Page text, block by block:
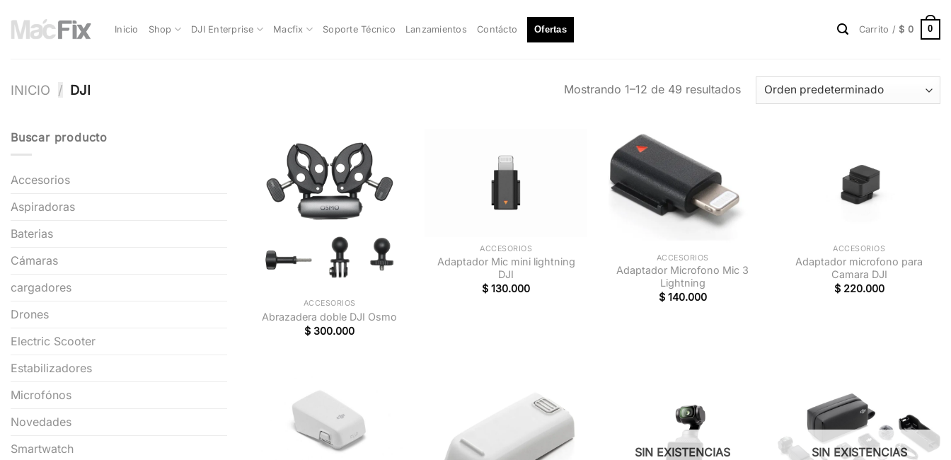
Inicio Shop DJI Enterprise Macfix Soporte Técnico Lanzamientos Contácto Ofertas Carrito /$ 0 0
INICIO / DJI Mostrando 1–12 de 49 resultados
Buscar producto
Accesorios
Aspiradoras
Baterias
Cámaras
cargadores
Drones
Electric Scooter
Estabilizadores
Microfónos
Novedades
Smartwatch
ACCESORIOS
Abrazadera doble DJI Osmo
$ 300.000
ACCESORIOS
Adaptador Mic mini lightning
DJI
$ 130.000
ACCESORIOS
Adaptador Microfono Mic 3
Lightning
$140.000
ACCESORIOS
Adaptador microfono para
Camara DJI
$220.000
SIN EXISTENCIAS SIN EXISTENCIAS